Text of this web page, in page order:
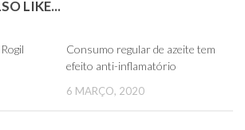
LIKE...
Consumo regular de azeite tem
efeito anti-inflamatório
6 MARÇO, 2020